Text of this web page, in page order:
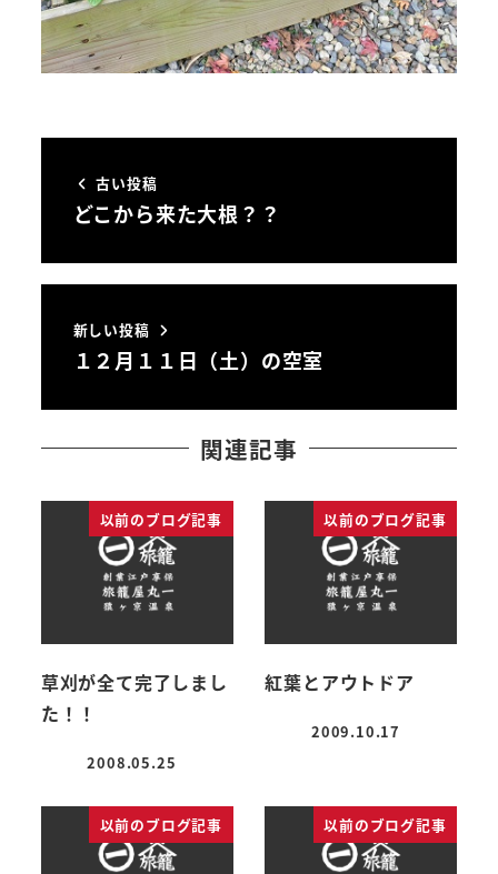
古い投稿
どこから来た大根？？
新しい投稿
１２月１１日（土）の空室
関連記事
以前のブログ記事
草刈が全て完了しまし
た！！
投稿日
2008.05.25
以前のブログ記事
紅葉とアウトドア
投稿日
2009.10.17
以前のブログ記事 以前のブログ記事